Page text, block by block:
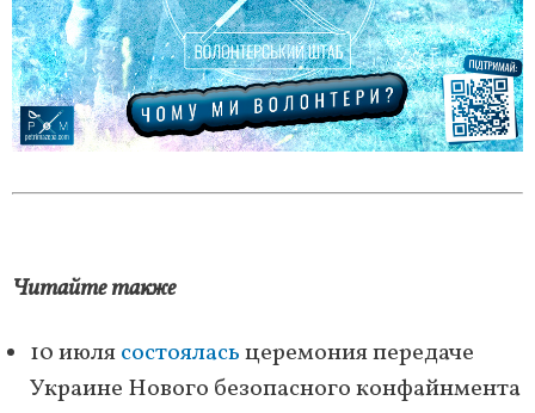
Читайте также
10 июлясостояласьцеремония передаче
Украине Нового безопасного конфайнмента